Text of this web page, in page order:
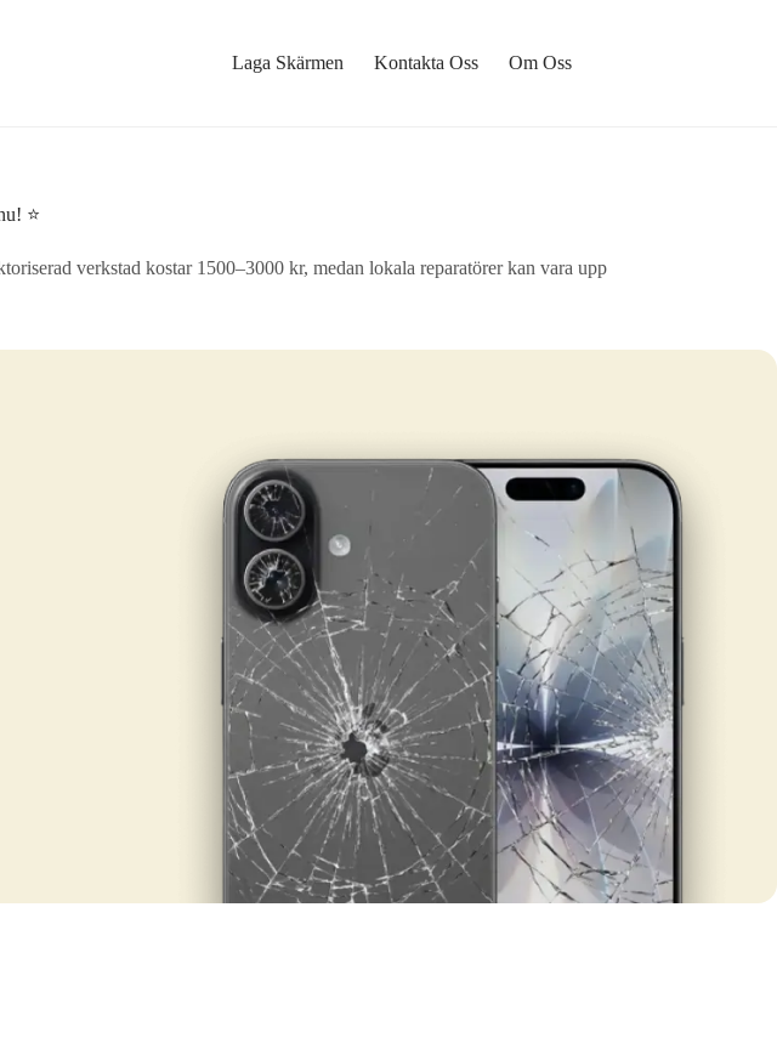
Laga Skärmen Kontakta Oss Om Oss
⭐
verkstad kostar 1500–3000 kr, medan lokala reparatörer kan vara upp